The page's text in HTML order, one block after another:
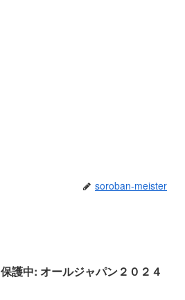
soroban-meister
保護中: オールジャパン２０２４